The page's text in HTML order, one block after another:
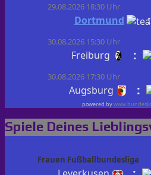
29.08.2026 18:30 Uhr
Dortmund :
30.08.2026 15:30 Uhr
Freiburg :
30.08.2026 17:30 Uhr
Augsburg :
powered by
Spiele Deines
Frauen Fußballbundesliga